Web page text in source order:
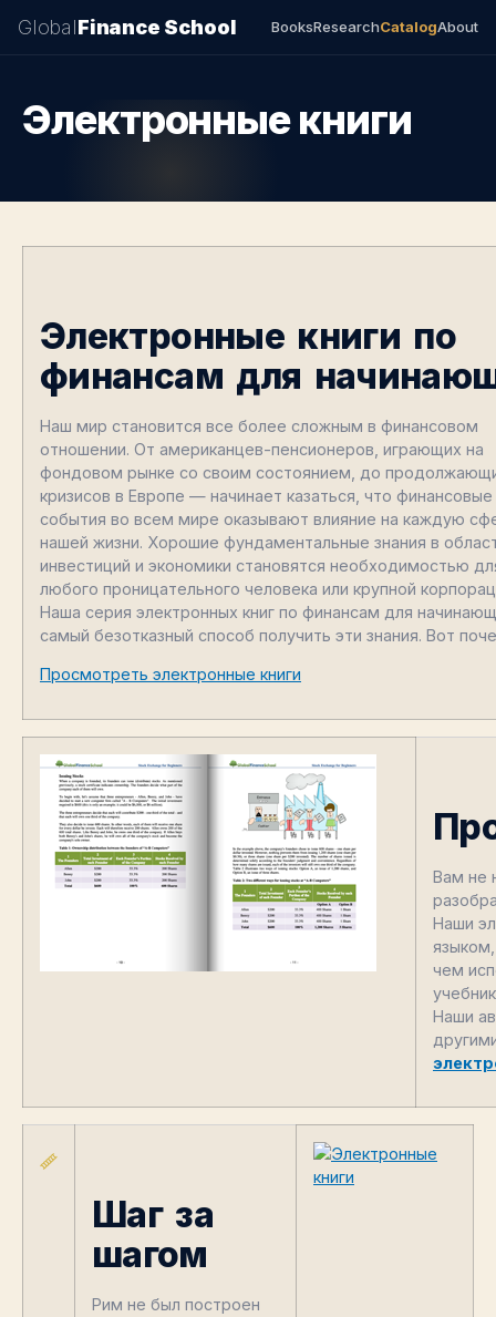
GlobalFinance School BooksResearchCatalogAbout
Электронные книги
Электронные книги по
финансам для
Наш мир становится все более сложным в финансовом
отношении. От американцев-пенсионеров, играющих на
фондовом рынке со своим состоянием, до
кризисов в Европе — начинает казаться, что финансовые
события во всем мире оказывают влияние на каждую
нашей жизни. Хорошие фундаментальные знания в
инвестиций и экономики становятся необходимостью
любого проницательного человека или крупной
Наша серия электронных книг по финансам для
самый безотказный способ получить эти знания. Вот
Просмотреть электронные книги
Вам не
Наши
чем
Наши
Шаг за
шагом
Рим не был построен